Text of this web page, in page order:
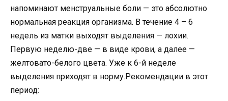
напоминают менструальные боли — это абсолютно
нормальная реакция организма. В течение 4 – 6
недель из матки выходят выделения — лохии.
Первую неделю-две — в виде крови, а далее —
желтовато-белого цвета. Уже к 6-й неделе
выделения приходят в норму.Рекомендации в этот
период: